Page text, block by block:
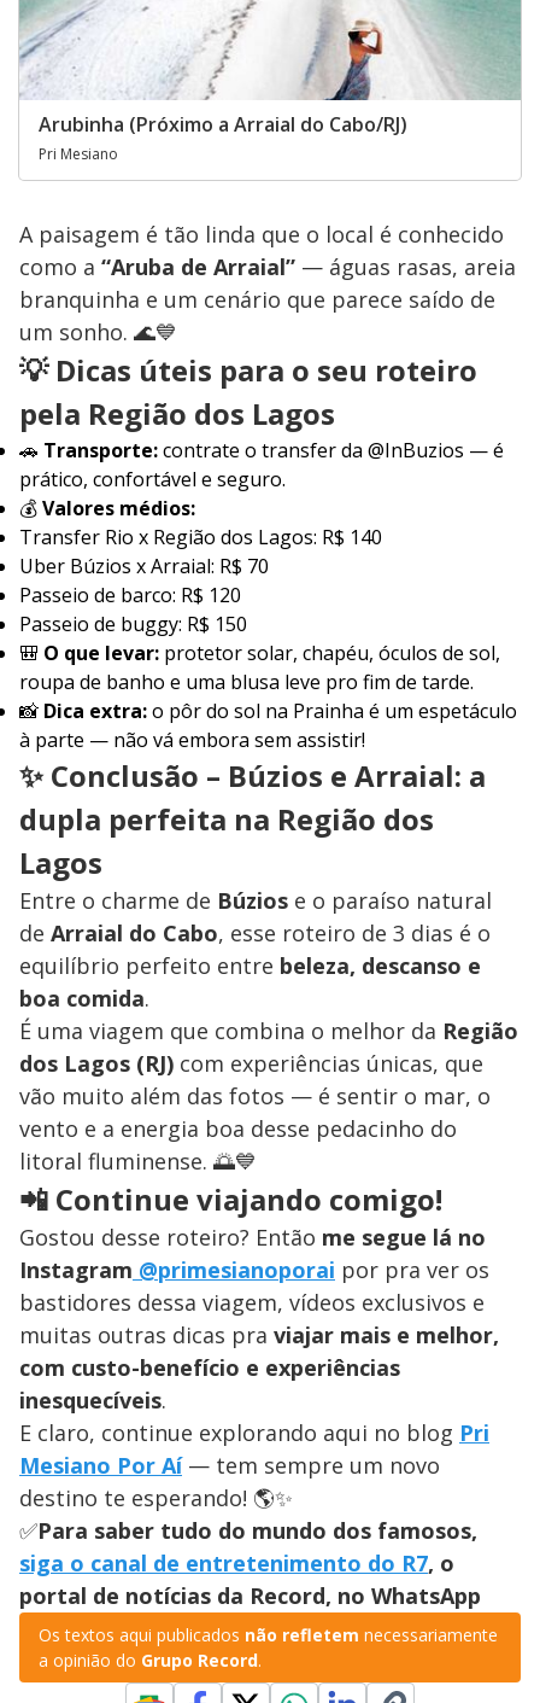
Arubinha (Próximo a Arraial do Cabo/RJ)
Pri Mesiano
A paisagem é tão linda que o local é conhecido
como a “Aruba de Arraial” — águas rasas, areia
branquinha e um cenário que parece saído de
um sonho. 🌊💙
💡 Dicas úteis para o seu roteiro
pela Região dos Lagos
🚗 Transporte:contrate o transfer da @InBuzios — é
prático, confortável e seguro.
💰Valores médios:
Transfer Rio x Região dos Lagos: R$ 140
Uber Búzios x Arraial: R$ 70
Passeio de barco: R$ 120
Passeio de buggy: R$ 150
🎒 O que levar: protetor solar, chapéu, óculos de sol,
roupa de banho e uma blusa leve pro fim de tarde.
📸 Dica extra:o pôr do sol na Prainha é um espetáculo
à parte — não vá embora sem assistir!
✨ Conclusão – Búzios e Arraial: a
dupla perfeita na Região dos
Lagos
Entre o charme de Búzios e o paraíso natural
de Arraial do Cabo, esse roteiro de 3 dias é o
equilíbrio perfeito entre beleza, descanso e
boa comida.
É uma viagem que combina o melhor da Região
dos Lagos (RJ) com experiências únicas, que
vão muito além das fotos — é sentir o mar, o
vento e a energia boa desse pedacinho do
litoral fluminense. 🌅💙
📲 Continue viajando comigo!
Gostou desse roteiro? Então me segue lá no
Instagram @primesianoporai por pra ver os
bastidores dessa viagem, vídeos exclusivos e
muitas outras dicas pra viajar mais e melhor,
com custo-benefício e experiências
inesquecíveis.
E claro, continue explorando aqui no blog Pri
Mesiano Por Aí— tem sempre um novo
destino te esperando! 🌎✨
✅Para saber tudo do mundo dos famosos,
siga o canal de entretenimento do R7, o
portal de notícias da Record, no WhatsApp
Os textos aqui publicados não refletem necessariamente
a opinião do Grupo Record.